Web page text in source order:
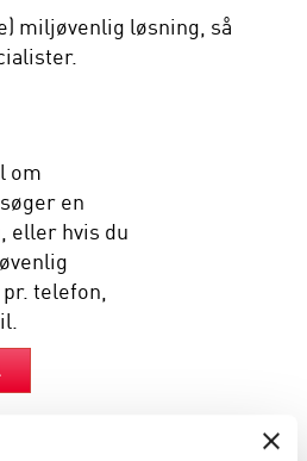
miljøvenlig løsning, så
om
en
eller hvis du
telefon,